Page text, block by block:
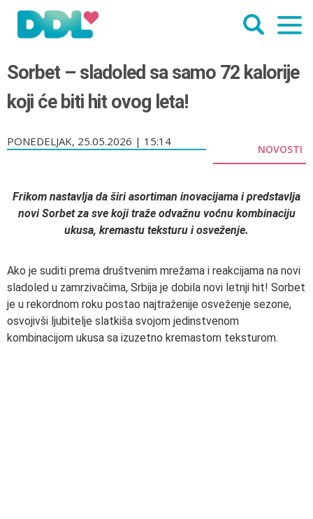
Sorbet – sladoled sa samo 72 kalorije
koji će biti hit ovog leta!
PONEDELJAK, 25.05.2026 | 15:14
NOVOSTI
Frikom nastavlja da širi asortiman inovacijama i predstavlja
novi Sorbet za sve koji traže odvažnu voćnu kombinaciju
ukusa, kremastu teksturu i osveženje.
Ako je suditi prema društvenim mrežama i reakcijama na novi
sladoled u zamrzivačima, Srbija je dobila novi letnji hit! Sorbet
je u rekordnom roku postao najtraženije osveženje sezone,
osvojivši ljubitelje slatkiša svojom jedinstvenom
kombinacijom ukusa sa izuzetno kremastom teksturom.